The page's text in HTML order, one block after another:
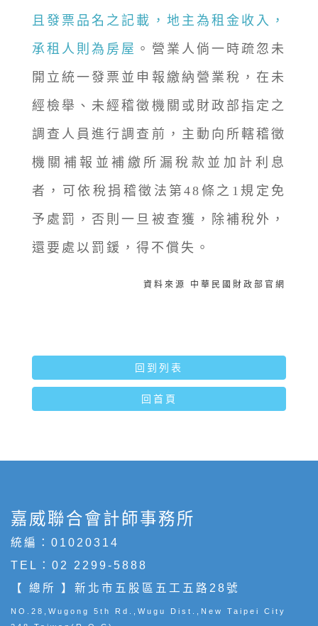
且發票品名之記載，地主為租金收入，
承租人則為房屋 。營業人倘一時疏忽未
開立統一發票並申報繳納營業稅，在未
經檢舉、未經稽徵機關或財政部指定之
調查人員進行調查前，主動向所轄稽徵
機關補報並補繳所漏稅款並加計利息
者，可依稅捐稽徵法第48條之1規定免
予處罰，否則一旦被查獲，除補稅外，
還要處以罰鍰，得不償失。
資料來源 中華民國財政部官網
回到列表
回首頁
嘉威聯合會計師事務所
統編：01020314
TEL： 02 2299-5888
【 總所 】新北市五股區五工五路28號
NO.28,Wugong 5th Rd.,Wugu Dist.,New Taipei City